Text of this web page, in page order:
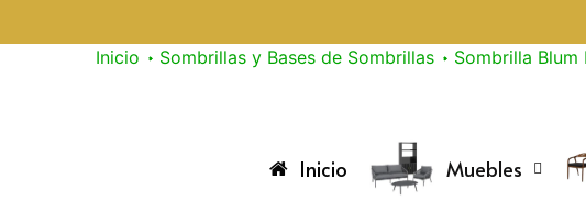
al
Catalogo Sucursales Contacto
Inicio Muebles
Inicio Sombrillas y Bases de Sombrillas Sombrilla